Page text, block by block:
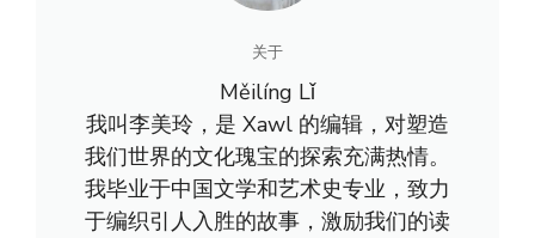
关于
Měilíng Lǐ
我叫李美玲，是 Xawl 的编辑，对塑造
我们世界的文化瑰宝的探索充满热情。
我毕业于中国文学和艺术史专业，致力
于编织引人入胜的故事，激励我们的读